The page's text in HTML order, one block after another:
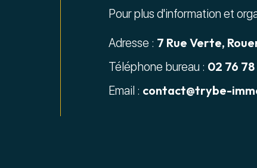
Pour plus d'information et
Adresse : 7 Rue Verte,
Téléphone bureau : 02 76 78
Email : contact@trybe-